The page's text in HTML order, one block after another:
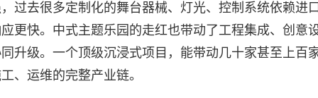
过去很多定制化的舞台器械、灯光、控制系统依赖进口
更快。中式主题乐园的走红也带动了工程集成、创意
升级。一个顶级沉浸式项目，能带动几十家甚至上百
、运维的完整产业链。